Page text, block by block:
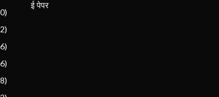
ई पेपर